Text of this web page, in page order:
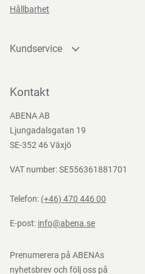
Hållbarhet
Kundservice
Bli kund
Nedladdningar
Kontakt
ABENA AB
Ljungadalsgatan 19
SE-352 46 Växjö
VAT number: SE556361881701
Telefon: (+46) 470 446 00
E-post: info@abena.se
Prenumerera på ABENAs
nyhetsbrev och följ oss på